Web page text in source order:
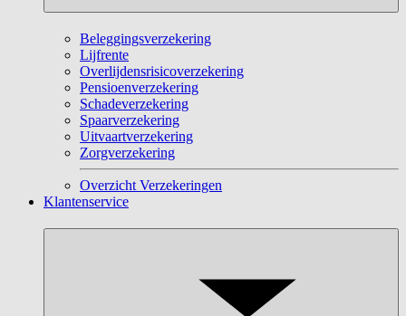
Beleggingsverzekering
Lijfrente
Overlijdensrisicoverzekering
Pensioenverzekering
Schadeverzekering
Spaarverzekering
Uitvaartverzekering
Zorgverzekering
Overzicht Verzekeringen
Klantenservice